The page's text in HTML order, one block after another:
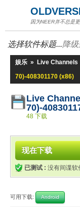
因为NEER并不总是
选择软件标题...降
娱乐 » Live Channels
70)-408301170 (x86)
Live
70)-
48 下载
现在下载
已测试 : 没有间谍软
可用下载: Android